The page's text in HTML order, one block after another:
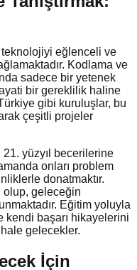
eğlenceli ve
Kodlama ve
sadece bir yetenek
bir gereklilik haline
gibi kuruluşlar, bu
çeşitli projeler
21. yüzyıl becerilerine
onları problem
donatmaktır.
olup, geleceğin
Eğitim yoluyla
kendi başarı hikayelerini
gelecekler.
İçin